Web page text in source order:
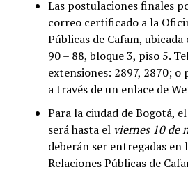
Las postulaciones finales
correo certificado a la
Públicas de Cafam, ubicada
90 – 88, bloque 3, piso 5.
extensiones: 2897, 2870;
a través de un enlace de
Para la ciudad de Bogotá,
será hasta el viernes 10 de
deberán ser entregadas en
Relaciones Públicas de